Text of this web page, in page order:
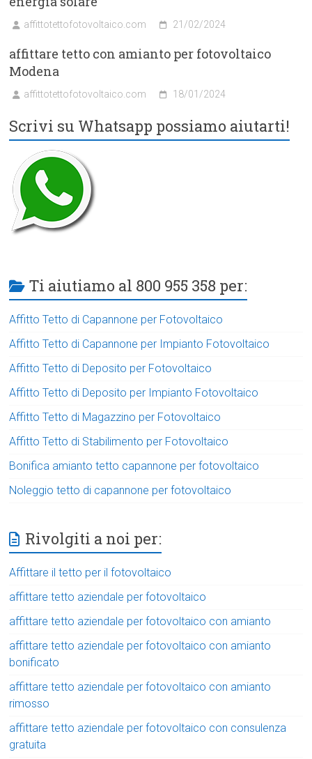
affittotettofotovoltaico.com 21/02/2024
affittare tetto con amianto per fotovoltaico
Modena
affittotettofotovoltaico.com 18/01/2024
Scrivi su Whatsapp possiamo aiutarti!
Ti aiutiamo al 800 955 358 per:
Affitto Tetto di Capannone per Fotovoltaico
Affitto Tetto di Capannone per Impianto Fotovoltaico
Affitto Tetto di Deposito per Fotovoltaico
Affitto Tetto di Deposito per Impianto Fotovoltaico
Affitto Tetto di Magazzino per Fotovoltaico
Affitto Tetto di Stabilimento per Fotovoltaico
Bonifica amianto tetto capannone per fotovoltaico
Noleggio tetto di capannone per fotovoltaico
Rivolgiti a noi per:
Affittare il tetto per il fotovoltaico
affittare tetto aziendale per fotovoltaico
affittare tetto aziendale per fotovoltaico con amianto
affittare tetto aziendale per fotovoltaico con amianto
bonificato
affittare tetto aziendale per fotovoltaico con amianto
rimosso
affittare tetto aziendale per fotovoltaico con consulenza
gratuita